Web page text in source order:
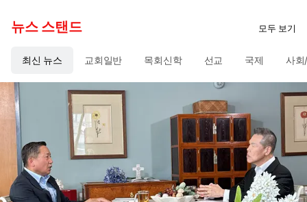
뉴스 스탠드 모두 보기
최신 뉴스 교회일반 목회신학 선교 국제 사